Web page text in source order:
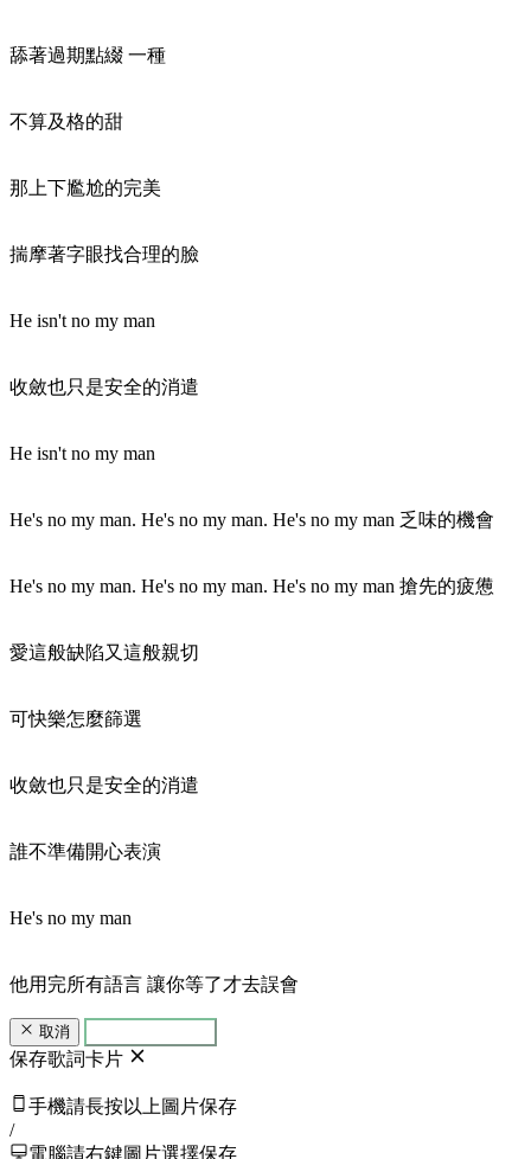
舔著過期點綴 一種
不算及格的甜
那上下尷尬的完美
揣摩著字眼找合理的臉
He isn't no my man
收斂也只是安全的消遣
He isn't no my man
He's no my man. He's no my man. He's no my man 乏味的機會
He's no my man. He's no my man. He's no my man 搶先的疲憊
愛這般缺陷又這般親切
可快樂怎麼篩選
收斂也只是安全的消遣
誰不準備開心表演
He's no my man
他用完所有語言 讓你等了才去誤會
取消
保存歌詞卡片
手機請長按以上圖片保存
/
電腦請右鍵圖片選擇保存